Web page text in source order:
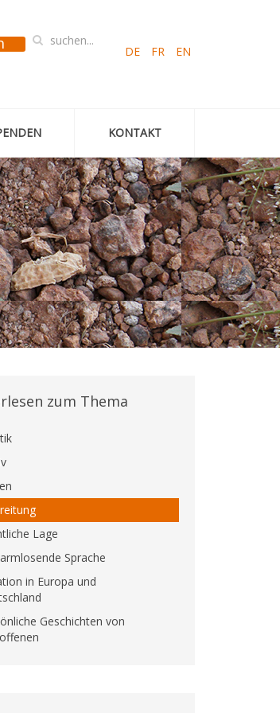
DE FR EN
KONTAKT
zum Thema
Lage
Sprache
in Europa und
Geschichten von